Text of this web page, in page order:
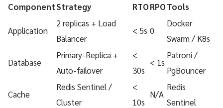
ComponentStrategy RTORPOTools
Application
2 replicas + Load
Balancer
< 5s 0
Docker
Swarm / K8s
Database
Primary-Replica +
Auto-failover
<
30s
< 1s
Patroni /
PgBouncer
Cache
Redis Sentinel /
Cluster
<
10s
N/A
Redis
Sentinel